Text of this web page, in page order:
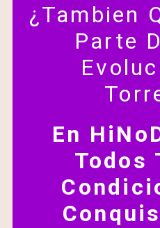
¿Tambien
Parte
En
Todos